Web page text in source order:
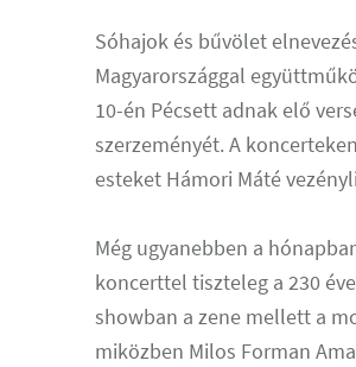
Sóhajok és bűvölet
Magyarországgal
10-én Pécsett adnak elő
szerzeményét. A
esteket Hámori Máté
Még ugyanebben a
koncerttel tiszteleg a 230
showban a zene mellett a
miközben Milos Forman